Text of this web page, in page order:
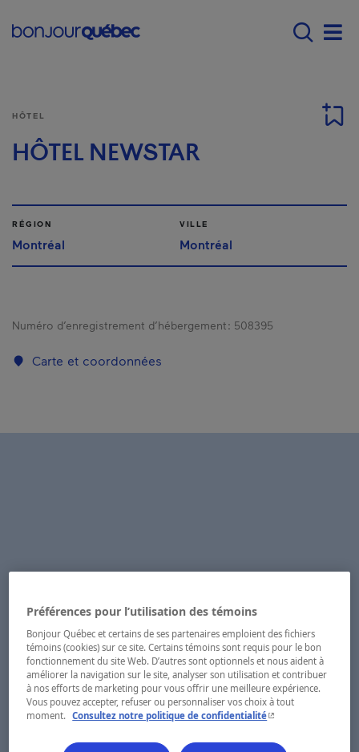
Main navigation -
HÔTEL
HÔTEL NEWSTAR
RÉGION
Montréal
VILLE
Montréal
Numéro d’enregistrement d’hébergement : 508395
Carte et coordonnées
Préférences pour l’utilisation des témoins
Bonjour Québec et certains de ses partenaires emploient des fichiers
témoins (cookies) sur ce site. Certains témoins sont requis pour le bon
fonctionnement du site Web. D’autres sont optionnels et nous aident à
améliorer la navigation sur le site, analyser son utilisation et contribuer
à nos efforts de marketing pour vous offrir une meilleure expérience.
Vous pouvez accepter, refuser ou personnaliser vos choix à tout
moment. Consultez notre politique de confidentialité- Cet hyperlien